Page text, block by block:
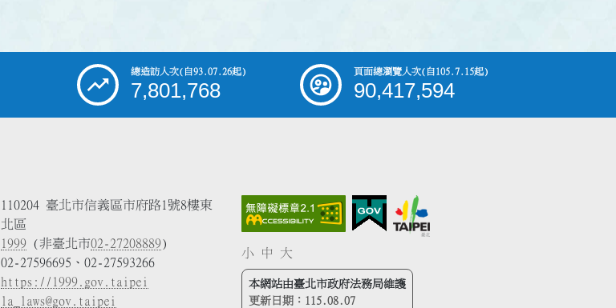
總造訪人次(自93.07.26起)
7,801,768
頁面總瀏覽人次(自105.7.15起)
90,417,594
110204 臺北市信義區市府路1號8樓東
北區
1999 (非臺北市02-27208889)
02-27596695、02-27593266
https://1999.gov.taipei
la_laws@gov.taipei
小 中 大
本網站由臺北市政府法務局維護
更新日期： 115.08.07